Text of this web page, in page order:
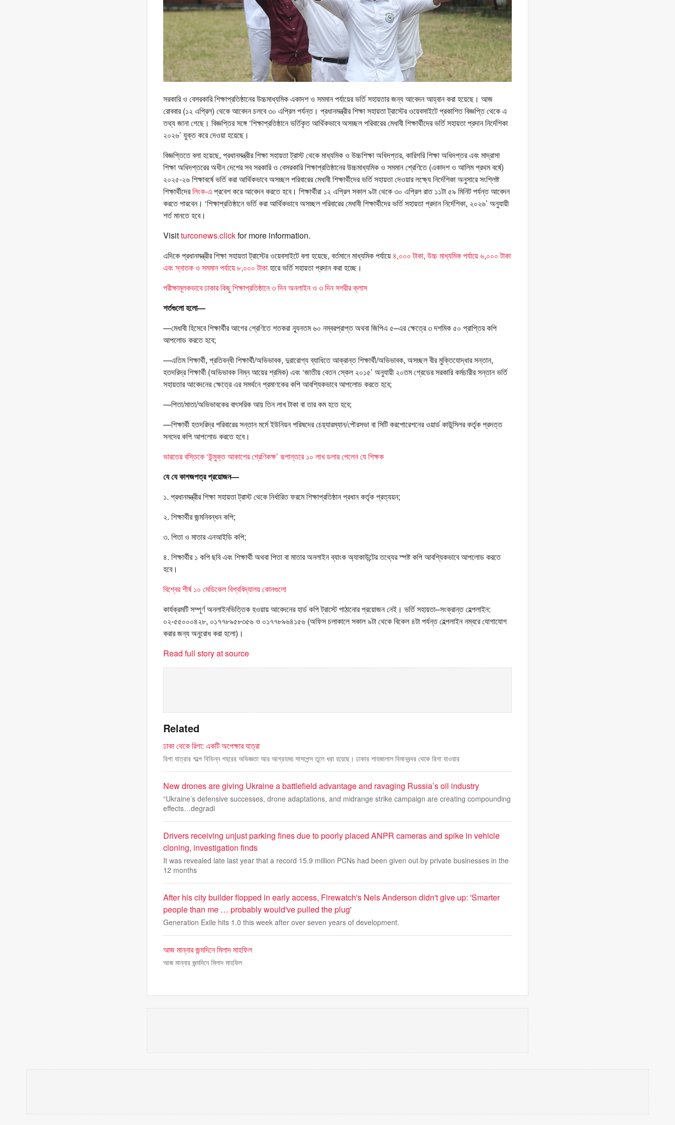
সরকারি ও বেসরকারি শিক্ষাপ্রতিষ্ঠানের উচ্চমাধ্যমিক একাদশ ও সমমান পর্যায়ের ভর্তি সহায়তার জন্য আবেদন আহ্বান করা হয়েছে। আজ
রোববার (১২ এপ্রিল) থেকে আবেদন চলবে ৩০ এপ্রিল পর্যন্ত। প্রধানমন্ত্রীর শিক্ষা সহায়তা ট্রাস্টের ওয়েবসাইটে প্রকাশিত বিজ্ঞপ্তি থেকে এ
তথ্য জানা গেছে। বিজ্ঞপ্তির সঙ্গে ‘শিক্ষাপ্রতিষ্ঠানে ভর্তিকৃত আর্থিকভাবে অসচ্ছল পরিবারের মেধাবী শিক্ষার্থীদের ভর্তি সহায়তা প্রদান নির্দেশিকা
২০২৬’ যুক্ত করে দেওয়া হয়েছে।
বিজ্ঞপ্তিতে বলা হয়েছে, প্রধানমন্ত্রীর শিক্ষা সহায়তা ট্রাস্ট থেকে মাধ্যমিক ও উচ্চশিক্ষা অধিদপ্তর, কারিগরি শিক্ষা অধিদপ্তর এবং মাদ্রাসা
শিক্ষা অধিদপ্তরের অধীন দেশের সব সরকারি ও বেসরকারি শিক্ষাপ্রতিষ্ঠানের উচ্চমাধ্যমিক ও সমমান শ্রেণিতে (একাদশ ও আলিম প্রথম বর্ষে)
২০২৫-২৬ শিক্ষাবর্ষে ভর্তি করা আর্থিকভাবে অসচ্ছল পরিবারের মেধাবী শিক্ষার্থীদের ভর্তি সহায়তা দেওয়ার লক্ষ্যে নির্দেশিকা অনুসারে সংশ্লিষ্ট
শিক্ষার্থীদেরলিংক-এ প্রবেশ করে আবেদন করতে হবে। শিক্ষার্থীরা ১২ এপ্রিল সকাল ৯টা থেকে ৩০ এপ্রিল রাত ১১টা ৫৯ মিনিট পর্যন্ত আবেদন
করতে পারবেন। ‘শিক্ষাপ্রতিষ্ঠানে ভর্তি করা আর্থিকভাবে অসচ্ছল পরিবারের মেধাবী শিক্ষার্থীদের ভর্তি সহায়তা প্রদান নির্দেশিকা, ২০২৬’ অনুযায়ী
শর্ত মানতে হবে।
Visitturconews.clickfor more information.
এদিকে প্রধানমন্ত্রীর শিক্ষা সহায়তা ট্রাস্টের ওয়েবসাইটে বলা হয়েছে, বর্তমানে মাধ্যমিক পর্যায়ে ৪,০০০ টাকা, উচ্চ মাধ্যমিক পর্যায়ে ৬,০০০ টাকা
এবং স্নাতক ও সমমান পর্যায়ে ৮,০০০ টাকাহারে ভর্তি সহায়তা প্রদান করা হচ্ছে।
পরীক্ষামূলকভাবে ঢাকার কিছু শিক্ষাপ্রতিষ্ঠানে ৩ দিন অনলাইন ও ৩ দিন সশরীর ক্লাস
শর্তগুলো হলো—
—মেধাবী হিসেবে শিক্ষার্থীর আগের শ্রেণিতে শতকরা ন্যূনতম ৬০ নম্বরপ্রাপ্ত অথবা জিপিএ ৫–এর ক্ষেত্রে ৩ দশমিক ৫০ প্রাপ্তির কপি
আপলোড করতে হবে;
—এতিম শিক্ষার্থী, প্রতিবন্ধী শিক্ষার্থী/অভিভাবক, দুরারোগ্য ব্যাধিতে আক্রান্ত শিক্ষার্থী/অভিভাবক, অসচ্ছল বীর মুক্তিযোদ্ধার সন্তান,
হতদরিদ্র শিক্ষার্থী (অভিভাবক নিম্ন আয়ের শ্রমিক) এবং ‘জাতীয় বেতন স্কেল ২০১৫’ অনুযায়ী ২০তম গ্রেডের সরকারি কর্মচারীর সন্তান ভর্তি
সহায়তার আবেদনের ক্ষেত্রে এর সমর্থনে প্রমাণকের কপি আবশ্যিকভাবে আপলোড করতে হবে;
—পিতা/মাতা/অভিভাবকের বাৎসরিক আয় তিন লাখ টাকা বা তার কম হতে হবে;
—শিক্ষার্থী হতদরিদ্র পরিবারের সন্তান মর্মে ইউনিয়ন পরিষদের চেয়্যারম্যান/পৌরসভা বা সিটি করপোরেশনের ওয়ার্ড কাউন্সিলর কর্তৃক প্রদত্ত
সনদের কপি আপলোড করতে হবে।
ভারতের বস্তিকে ‘উন্মুক্ত আকাশের শ্রেণিকক্ষ’ রূপান্তরে ১০ লাখ ডলার পেলেন যে শিক্ষক
যে যে কাগজপত্র প্রয়োজন—
১. প্রধানমন্ত্রীর শিক্ষা সহায়তা ট্রাস্ট থেকে নির্ধারিত ফরমে শিক্ষাপ্রতিষ্ঠান প্রধান কর্তৃক প্রত্যয়ন;
২. শিক্ষার্থীর জন্মনিবন্ধন কপি;
৩. পিতা ও মাতার এনআইডি কপি;
৪. শিক্ষার্থীর ১ কপি ছবি এবং শিক্ষার্থী অথবা পিতা বা মাতার অনলাইন ব্যাংক অ্যাকাউন্টের তথ্যের স্পষ্ট কপি আবশ্যিকভাবে আপলোড করতে
হবে।
বিশ্বের শীর্ষ ১০ মেডিকেল বিশ্ববিদ্যালয় কোনগুলো
কার্যক্রমটি সম্পূর্ণ অনলাইনভিত্তিক হওয়ায় আবেদনের হার্ড কপি ট্রাস্টে পাঠানোর প্রয়োজন নেই। ভর্তি সহায়তা–সংক্রান্ত হেল্পলাইন:
০২-৫৫০০০৪২৮, ০১৭৭৮৯৫৮৩৫৬ ও ০১৭৭৮৯৬৪১৫৬ (অফিস চলাকালে সকাল ৯টা থেকে বিকেল ৪টা পর্যন্ত হেল্পলাইন নম্বরে যোগাযোগ
করার জন্য অনুরোধ করা হলো)।
Read full story at source
Related
ঢাকা থেকে রিগা: একটি অপেক্ষার যাত্রা
রিগা যাত্রার গল্পে বিভিন্ন শহরের অভিজ্ঞতা আর আগ্রহময় সাসপেন্স তুলে ধরা হয়েছে। ঢাকার শাহজালাল বিমানবন্দর থেকে রিগা যাওয়ার
New drones are giving Ukraine a battlefield advantage and ravaging Russia’s oil industry
“Ukraine’s defensive successes, drone adaptations, and midrange strike campaign are creating compounding
effects…degradi
Drivers receiving unjust parking fines due to poorly placed ANPR cameras and spike in vehicle
cloning, investigation finds
It was revealed late last year that a record 15.9 million PCNs had been given out by private businesses in the
12 months
After his city builder flopped in early access, Firewatch's Nels Anderson didn't give up: 'Smarter
people than me … probably would've pulled the plug'
Generation Exile hits 1.0 this week after over seven years of development.
আজ মান্নার জন্মদিনে মিলাদ মাহফিল
আজ মান্নার জন্মদিনে মিলাদ মাহফিল